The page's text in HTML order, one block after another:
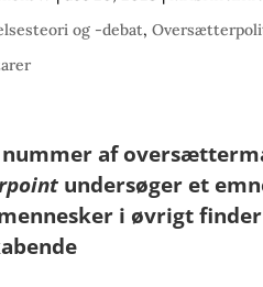
og -debat,
nummer af
undersøger et
i øvrigt